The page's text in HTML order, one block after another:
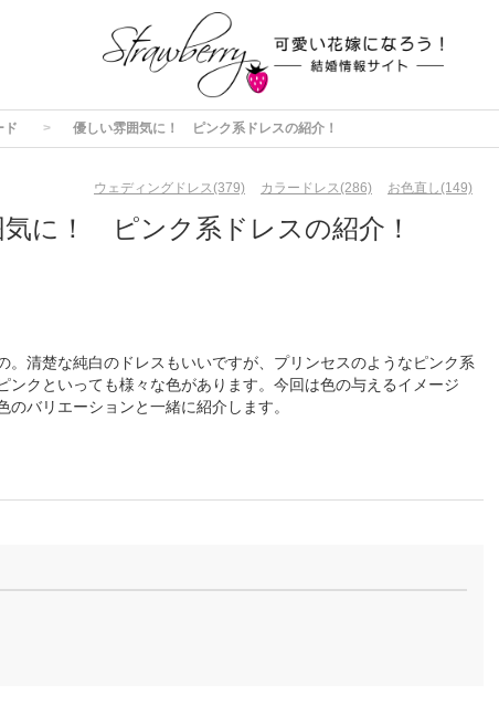
ド 優しい雰囲気に！ ピンク系ドレスの紹介！
ウェディングドレス(379) カラードレス(286) お色直し(149)
に！ ピンク系ドレスの紹介！
。清楚な純白のドレスもいいですが、プリンセスのようなピンク系
ンクといっても様々な色があります。今回は色の与えるイメージ
バリエーションと一緒に紹介します。